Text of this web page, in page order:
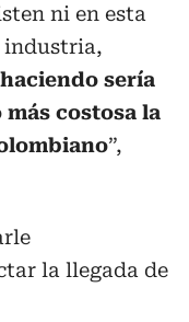
ni en esta
industria,
sería
costosa la
”,
la llegada de